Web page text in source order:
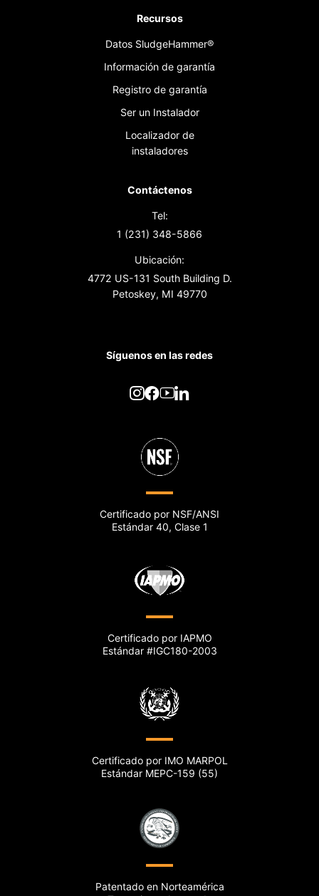
Recursos
Datos SludgeHammer®
Información de garantía
Registro de garantía
Ser un Instalador
Localizador de
instaladores
Contáctenos
Tel:
1 (231) 348-5866
Ubicación:
4772 US-131 South Building D.
Petoskey, MI 49770
Síguenos en las redes
Certificado por NSF/ANSI
Estándar 40, Clase 1
Certificado por IAPMO
Estándar #IGC180-2003
Certificado por IMO MARPOL
Estándar MEPC-159 (55)
Patentado en Norteamérica